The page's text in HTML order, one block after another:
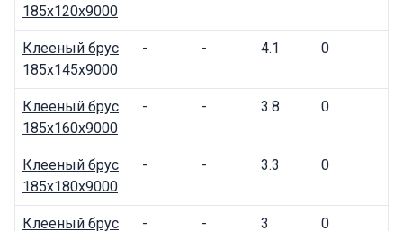
185x120x9000
Клееный брус
185x145x9000
- - 4.1 0
Клееный брус
185x160x9000
- - 3.8 0
Клееный брус
185x180x9000
- - 3.3 0
Клееный брус
- - 3 0